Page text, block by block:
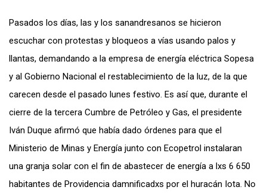
Pasados los días, las y los sanandresanos se hicieron
escuchar con protestas y bloqueos a vías usando palos y
llantas, demandando a la empresa de energía eléctrica Sopesa
y al Gobierno Nacional el restablecimiento de la luz, de la que
carecen desde el pasado lunes festivo. Es así que, durante el
cierre de la tercera Cumbre de Petróleo y Gas, el presidente
Iván Duque afirmó que había dado órdenes para que el
Ministerio de Minas y Energía junto con Ecopetrol instalaran
una granja solar con el fin de abastecer de energía a lxs 6 650
habitantes de Providencia damnificadxs por el huracán Iota. No